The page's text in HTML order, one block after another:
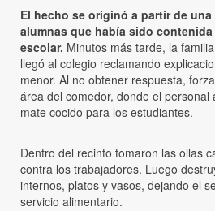
El hecho se originó a partir de
alumnas que había sido
escolar. Minutos más tarde, la
llegó al colegio reclamando
menor. Al no obtener respuesta,
área del comedor, donde el personal
mate cocido para los estudiantes.
Dentro del recinto tomaron las ollas
contra los trabajadores. Luego
internos, platos y vasos, dejando el
servicio alimentario.